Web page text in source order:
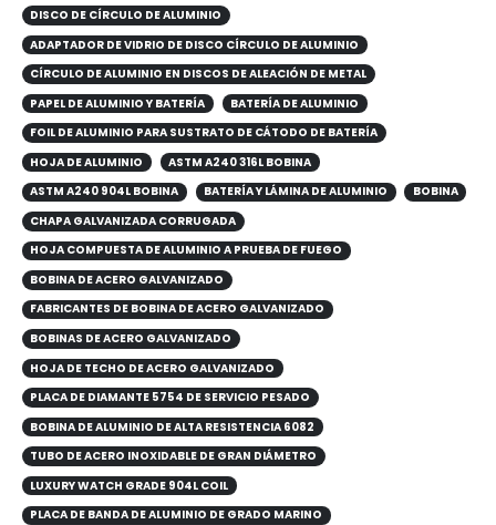
DISCO DE CÍRCULO DE ALUMINIO
ADAPTADOR DE VIDRIO DE DISCO CÍRCULO DE ALUMINIO
CÍRCULO DE ALUMINIO EN DISCOS DE ALEACIÓN DE METAL
PAPEL DE ALUMINIO Y BATERÍA
BATERÍA DE ALUMINIO
FOIL DE ALUMINIO PARA SUSTRATO DE CÁTODO DE BATERÍA
HOJA DE ALUMINIO
ASTM A240 316L BOBINA
ASTM A240 904L BOBINA
BATERÍA Y LÁMINA DE ALUMINIO
BOBINA
CHAPA GALVANIZADA CORRUGADA
HOJA COMPUESTA DE ALUMINIO A PRUEBA DE FUEGO
BOBINA DE ACERO GALVANIZADO
FABRICANTES DE BOBINA DE ACERO GALVANIZADO
BOBINAS DE ACERO GALVANIZADO
HOJA DE TECHO DE ACERO GALVANIZADO
PLACA DE DIAMANTE 5754 DE SERVICIO PESADO
BOBINA DE ALUMINIO DE ALTA RESISTENCIA 6082
TUBO DE ACERO INOXIDABLE DE GRAN DIÁMETRO
LUXURY WATCH GRADE 904L COIL
PLACA DE BANDA DE ALUMINIO DE GRADO MARINO